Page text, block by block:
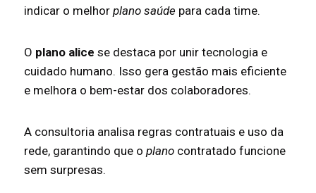
indicar o melhor plano saúde para cada time.
O plano alice se destaca por unir tecnologia e
cuidado humano. Isso gera gestão mais eficiente
e melhora o bem-estar dos colaboradores.
A consultoria analisa regras contratuais e uso da
rede, garantindo que o plano contratado funcione
sem surpresas.